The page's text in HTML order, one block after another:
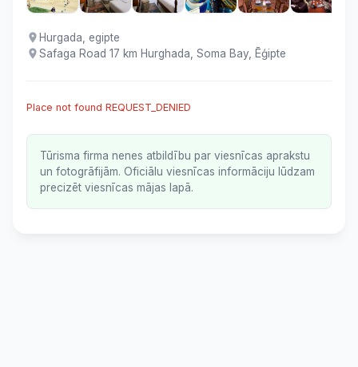
Hurgada, egipte
Safaga Road 17 km Hurghada, Soma Bay, Ēģipte
Place not found REQUEST_DENIED
Tūrisma firma nenes atbildību par viesnīcas aprakstu
un fotogrāfijām. Oficiālu viesnīcas informāciju lūdzam
precizēt viesnīcas mājas lapā.